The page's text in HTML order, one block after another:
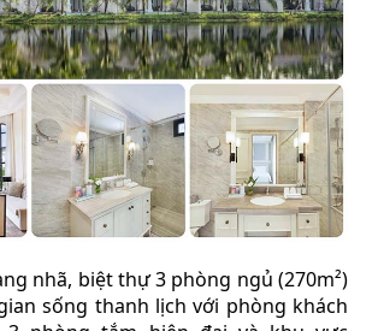
nhã, biệt thự 3 phòng ngủ (270m²)
sống thanh lịch với phòng khách